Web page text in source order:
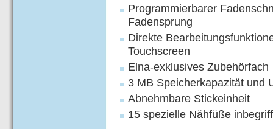
Programmierbarer
Fadensprung
Direkte
Touchscreen
Elna-exklusives Zubehörfach
3 MB Speicherkapazität und
Abnehmbare Stickeinheit
15 spezielle Nähfüße